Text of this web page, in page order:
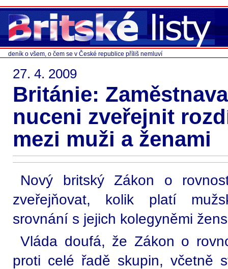
deník o všem, o čem se v České republice příliš nemluví
27. 4. 2009
Británie:
nuceni zveřejnit
mezi muži a ženami
Nový britský Zákon o
zveřejňovat, kolik platí
srovnání s jejich kolegyněmi
Vláda doufá, že Zákon o
proti celé řadě skupin, včetně